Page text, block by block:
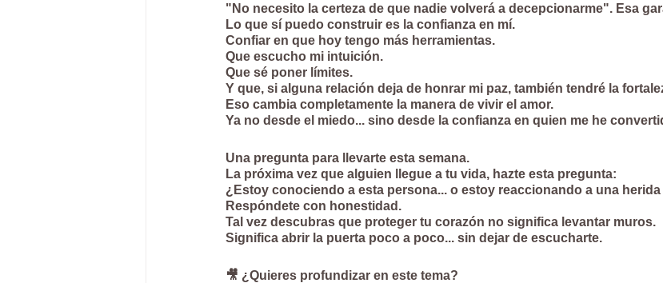
"No necesito la certeza de que nadie volverá a decepcionarme". Esa
Lo que sí puedo construir es la confianza en mí.
Confiar en que hoy tengo más herramientas.
Que escucho mi intuición.
Que sé poner límites.
Y que, si alguna relación deja de honrar mi paz, también tendré la
Eso cambia completamente la manera de vivir el amor.
Ya no desde el miedo... sino desde la confianza en quien me he
Una pregunta para llevarte esta semana.
La próxima vez que alguien llegue a tu vida, hazte esta pregunta:
¿Estoy conociendo a esta persona... o estoy reaccionando a una
Respóndete con honestidad.
Tal vez descubras que proteger tu corazón no significa levantar muros.
Significa abrir la puerta poco a poco... sin dejar de escucharte.
🎥 ¿Quieres profundizar en este tema?